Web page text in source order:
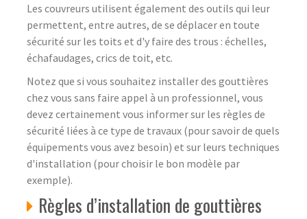
Les couvreurs utilisent également des outils qui leur
permettent, entre autres, de se déplacer en toute
sécurité sur les toits et d'y faire des trous : échelles,
échafaudages, crics de toit, etc.
Notez que si vous souhaitez installer des gouttières
chez vous sans faire appel à un professionnel, vous
devez certainement vous informer sur les règles de
sécurité liées à ce type de travaux (pour savoir de quels
équipements vous avez besoin) et sur leurs techniques
d'installation (pour choisir le bon modèle par
exemple).
Règles d’installation de gouttières